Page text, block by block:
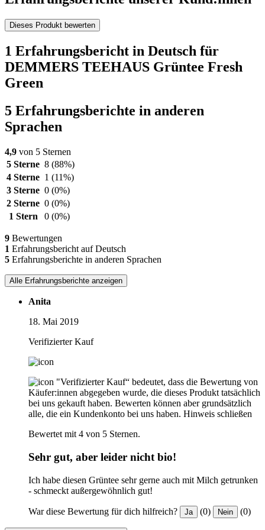
Dieses Produkt bewerten
1 Erfahrungsbericht in Deutsch für
DEMMERS TEEHAUS Grüntee Fresh
Green
5 Erfahrungsberichte in anderen
Sprachen
4,9 von 5 Sternen
5 Sterne 8 (88%)
4 Sterne 1 (11%)
3 Sterne 0 (0%)
2 Sterne 0 (0%)
1 Stern
0 (0%)
9 Bewertungen
1 Erfahrungsbericht auf Deutsch
5 Erfahrungsberichte in anderen Sprachen
Alle Erfahrungsberichte anzeigen
Anita
18. Mai 2019
Verifizierter Kauf
"Verifizierter Kauf“ bedeutet, dass die Bewertung von
Käufer:innen abgegeben wurde, die dieses Produkt tatsächlich
bei uns gekauft haben. Bewerten können aber grundsätzlich
alle, die ein Kundenkonto bei uns haben. Hinweis schließen
Bewertet mit 4 von 5 Sternen.
Sehr gut, aber leider nicht bio!
Ich habe diesen Grüntee sehr gerne auch mit Milch getrunken
- schmeckt außergewöhnlich gut!
War diese Bewertung für dich hilfreich? Ja (0) Nein (0)